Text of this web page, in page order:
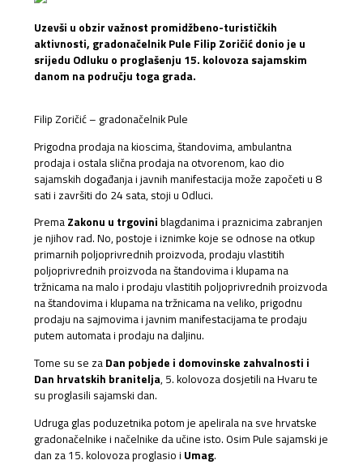
Uzevši u obzir važnost promidžbeno-turističkih
aktivnosti, gradonačelnik Pule Filip Zoričić donio je u
srijedu Odluku o proglašenju 15. kolovoza sajamskim
danom na području toga grada.
Filip Zoričić – gradonačelnik Pule
Prigodna prodaja na kioscima, štandovima, ambulantna
prodaja i ostala slična prodaja na otvorenom, kao dio
sajamskih događanja i javnih manifestacija može započeti u 8
sati i završiti do 24 sata, stoji u Odluci.
Prema Zakonu u trgovini blagdanima i praznicima zabranjen
je njihov rad. No, postoje i iznimke koje se odnose na otkup
primarnih poljoprivrednih proizvoda, prodaju vlastitih
poljoprivrednih proizvoda na štandovima i klupama na
tržnicama na malo i prodaju vlastitih poljoprivrednih proizvoda
na štandovima i klupama na tržnicama na veliko, prigodnu
prodaju na sajmovima i javnim manifestacijama te prodaju
putem automata i prodaju na daljinu.
Tome su se za Dan pobjede i domovinske zahvalnosti i
Dan hrvatskih branitelja, 5. kolovoza dosjetili na Hvaru te
su proglasili sajamski dan.
Udruga glas poduzetnika potom je apelirala na sve hrvatske
gradonačelnike i načelnike da učine isto. Osim Pule sajamski je
dan za 15. kolovoza proglasio i Umag.